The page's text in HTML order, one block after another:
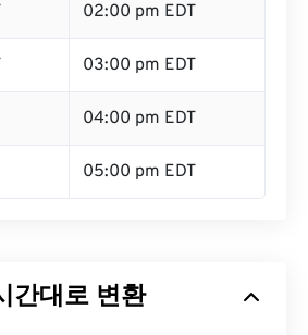
02:00 pm EDT
03:00 pm EDT
04:00 pm EDT
05:00 pm EDT
간대로 변환